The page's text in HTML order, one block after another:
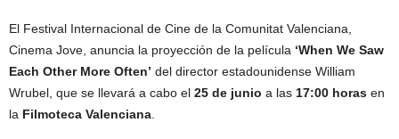
El Festival Internacional de Cine de la Comunitat Valenciana,
Cinema Jove, anuncia la proyección de la película ‘When We Saw
Each Other More Often’ del director estadounidense William
Wrubel, que se llevará a cabo el 25 de junio a las 17:00 horas en
la Filmoteca Valenciana